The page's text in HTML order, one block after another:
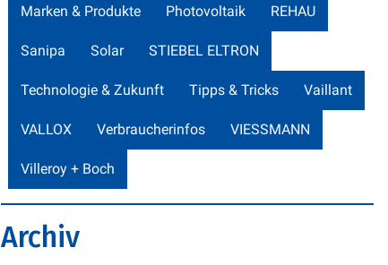
Marken & Produkte Photovoltaik REHAU
Sanipa Solar STIEBEL ELTRON
Technologie & Zukunft Tipps & Tricks Vaillant
VALLOX Verbraucherinfos VIESSMANN
Villeroy + Boch
Archiv